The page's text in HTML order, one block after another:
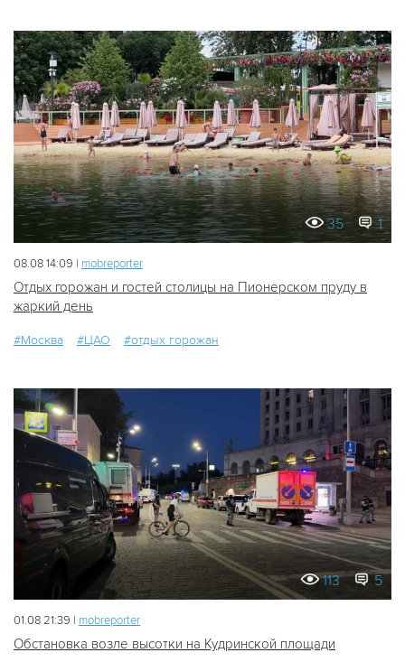
35 1
08.08 14:09 | mobreporter
Отдых горожан и гостей столицы на Пионерском пруду в
жаркий день
#Москва #ЦАО #отдых горожан
113 5
01.08 21:39 | mobreporter
Обстановка возле высотки на Кудринской площади